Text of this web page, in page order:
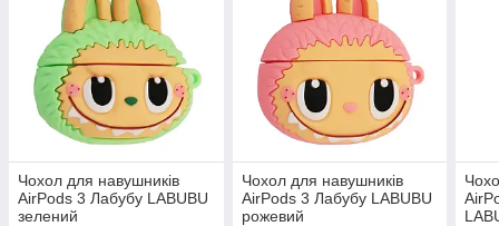
Чохол для навушників
AirPods 3 Лабубу LABUBU
зелений
Чохол для навушників
AirPods 3 Лабубу LABUBU
рожевий